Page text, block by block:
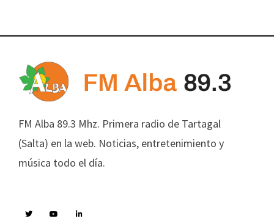
FM Alba 89.3 Mhz. Primera radio de Tartagal
(Salta) en la web. Noticias, entretenimiento y
música todo el día.